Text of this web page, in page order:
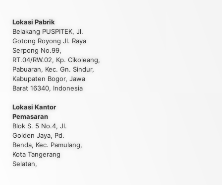
Lokasi Pabrik
Belakang PUSPITEK, Jl.
Gotong Royong Jl. Raya
Serpong No.99,
RT.04/RW.02, Kp. Cikoleang,
Pabuaran, Kec. Gn. Sindur,
Kabupaten Bogor, Jawa
Barat 16340, Indonesia
Lokasi Kantor
Pemasaran
Blok S. 5 No.4, Jl.
Golden Jaya, Pd.
Benda, Kec. Pamulang,
Kota Tangerang
Selatan,